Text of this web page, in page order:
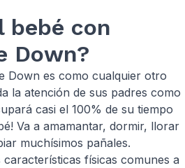
bebé con
Down?
Down es como cualquier otro
la atención de sus padres como
casi el 100% de su tiempo
Va a amamantar, dormir, llorar
muchísimos pañales.
físicas comunes a